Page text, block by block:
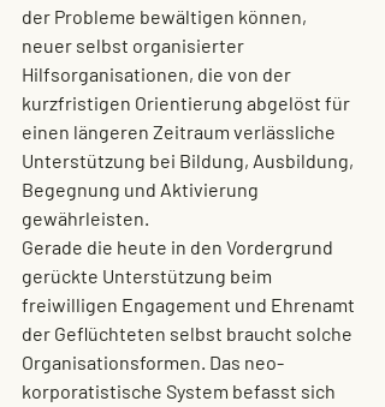
der Probleme bewältigen können,
neuer selbst organisierter
Hilfsorganisationen, die von der
kurzfristigen Orientierung abgelöst für
einen längeren Zeitraum verlässliche
Unterstützung bei Bildung, Ausbildung,
Begegnung und Aktivierung
gewährleisten.
Gerade die heute in den Vordergrund
gerückte Unterstützung beim
freiwilligen Engagement und Ehrenamt
der Geflüchteten selbst braucht solche
Organisationsformen. Das neo-
korporatistische System befasst sich